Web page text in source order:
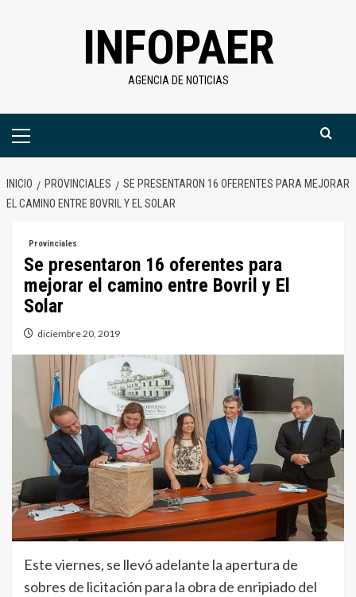
INFOPAER
AGENCIA DE NOTICIAS
Menú
INICIO PROVINCIALES
SE PRESENTARON 16 OFERENTES PARA MEJORAR
EL CAMINO ENTRE BOVRIL Y EL SOLAR
Provinciales
Se presentaron 16 oferentes para
mejorar el camino entre Bovril y El
Solar
diciembre 20, 2019
Este viernes, se llevó adelante la apertura de
sobres de licitación para la obra de enripiado del